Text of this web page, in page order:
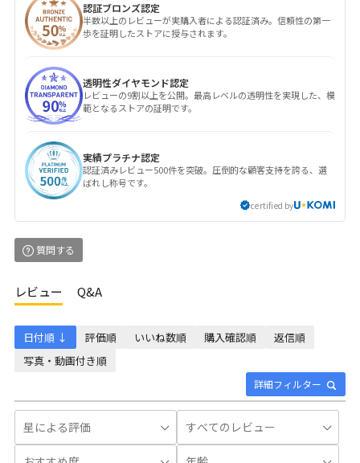
認証ブロンズ認定
半数以上のレビューが実購入者による認証済み。信頼性の第一
歩を証明したストアに授与されます。
透明性ダイヤモンド認定
レビューの9割以上を公開。最高レベルの透明性を実現した、模
範となるストアの証明です。
実績プラチナ認定
認証済みレビュー500件を突破。圧倒的な顧客支持を誇る、選
ばれし称号です。
certified by
質問する
レビュー Q&A
詳細フィルター
日付順 ↓ 評価順 いいね数順 購入確認順
返信順
写真・動画付き順